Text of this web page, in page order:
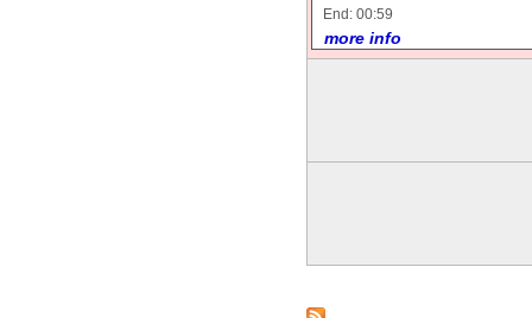
End: 00:59
more info